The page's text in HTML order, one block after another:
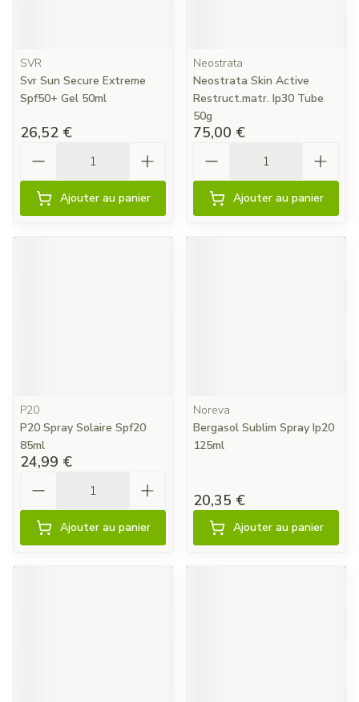
SVR
Svr Sun Secure Extreme
Spf50+ Gel 50ml
26,52 €
Ajouter au panier
Neostrata
Neostrata Skin Active
Restruct.matr. Ip30 Tube
50g
75,00 €
Ajouter au panier
P20
P20 Spray Solaire Spf20
85ml
24,99 €
Ajouter au panier
Noreva
Bergasol Sublim Spray Ip20
125ml
20,35 €
Ajouter au panier